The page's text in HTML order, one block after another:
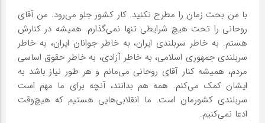
با من بحث زمان را مطرح نکنید. کار کشور جلو می‌رود. من آقای
روحانی را تحت هیچ شرایطی تنها نمی‌گذارم. همیشه در کنارش
هستم. به خاطر سربلندی ایران، به خاطر جوانان ایران، به خاطر
سربلندی جمهوری اسلامی، به خاطر آزادی، به خاطر حقوق اساسی
مردم، همیشه کنار آقای روحانی می‌مانم و هر طور نیاز باشد به
ایشان کمک می‌کنم. همه هم بدانند، آنچه برای ما مهم است
سربلندی کشورمان است. ما انقلابی‌هایی هستیم که هیچ‌وقت
ادعا نمی‌کنیم.